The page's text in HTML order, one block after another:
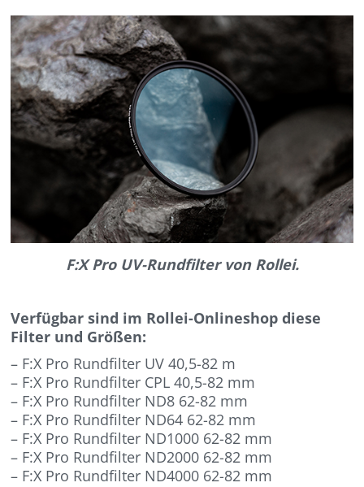
F:X Pro UV-Rundfilter von Rollei.
Verfügbar sind im Rollei-Onlineshop diese
Filter und Größen:
– F:X Pro Rundfilter UV 40,5-82 m
– F:X Pro Rundfilter CPL 40,5-82 mm
– F:X Pro Rundfilter ND8 62-82 mm
– F:X Pro Rundfilter ND64 62-82 mm
– F:X Pro Rundfilter ND1000 62-82 mm
– F:X Pro Rundfilter ND2000 62-82 mm
– F:X Pro Rundfilter ND4000 62-82 mm